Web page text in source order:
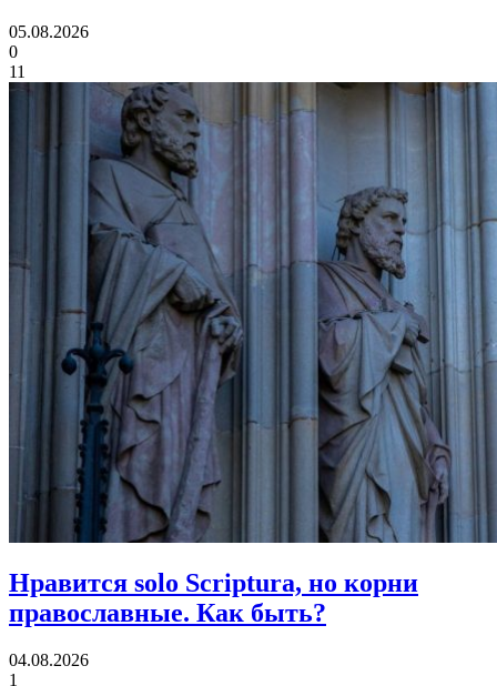
05.08.2026
0
11
Нравится solo Scriptura, но корни
православные. Как быть?
04.08.2026
1